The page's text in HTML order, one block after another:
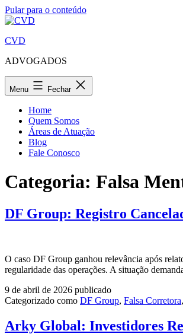
Pular para o conteúdo
CVD
ADVOGADOS
Menu Fechar
Home
Quem Somos
Áreas de Atuação
Blog
Fale Conosco
Categoria: Falsa
DF Group: Registro
O caso DF Group ganhou relevância após
regularidade das operações. A situação
9 de abril de 2026 publicado
Categorizado como DF Group, Falsa Corretora,
Arky Global: Investidores